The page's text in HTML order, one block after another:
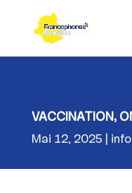
content
VACCINATION,
Mai 12, 2025